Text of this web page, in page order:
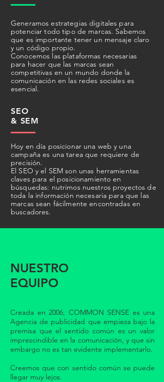
Generamos estrategias digitales para
potenciar todo tipo de marcas. Sabemos
que es importante tener un mensaje claro
y un código propio.
Conocemos las plataformas necesarias
para hacer que las marcas sean
competitivas en un mundo donde la
comunicación en las redes sociales es
esencial.
SEO
& SEM
Hoy en día posicionar una web y una
campaña es una tarea que requiere de
precisión.
El SEO y el SEM son unas herramientas
claves para el posicionamiento en
búsquedas: nutrimos nuestros proyectos de
toda la información necesaria para que las
marcas sean fácilmente encontradas en
buscadores.
NUESTRO
EQUIPO
Creada en 2006, COMMON SENSE es una
Agencia de publicidad que empieza bajo la
premisa que el sentido común es un valor
imprescindible en la comunicación, y que sin
embargo no es tan evidente implementarlo.
Creemos que con sentido común se puede
llegar muy lejos.